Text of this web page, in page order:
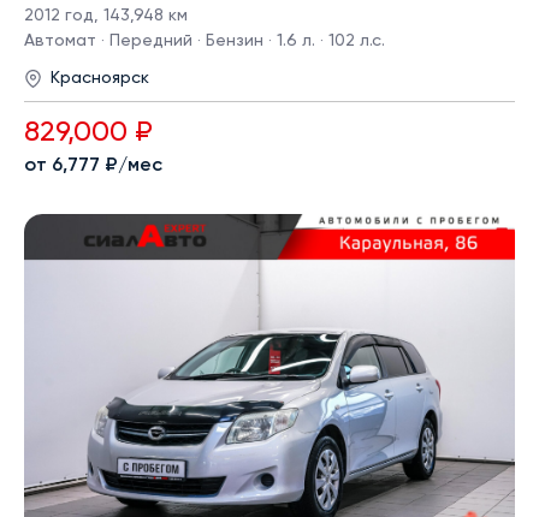
2012 год, 143,948 км
Автомат · Передний · Бензин · 1.6 л. · 102 л.с.
Красноярск
829,000 ₽
от 6,777 ₽/мес